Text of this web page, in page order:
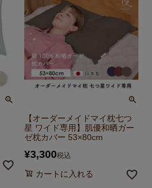
【オーダーメイドマイ枕七つ
星 ワイド専用】肌優和晒ガー
ゼ枕カバー 53×80cm
¥3,300税込
カートに入れる